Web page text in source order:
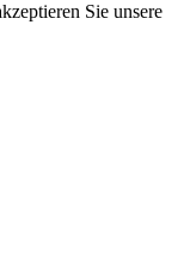
Sie unsere